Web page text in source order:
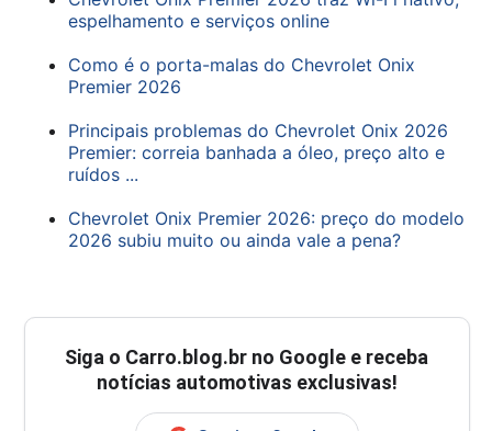
espelhamento e serviços online
Como é o porta-malas do Chevrolet Onix
Premier 2026
Principais problemas do Chevrolet Onix 2026
Premier: correia banhada a óleo, preço alto e
ruídos ...
Chevrolet Onix Premier 2026: preço do modelo
2026 subiu muito ou ainda vale a pena?
Siga o Carro.blog.br no Google e receba
notícias automotivas exclusivas!